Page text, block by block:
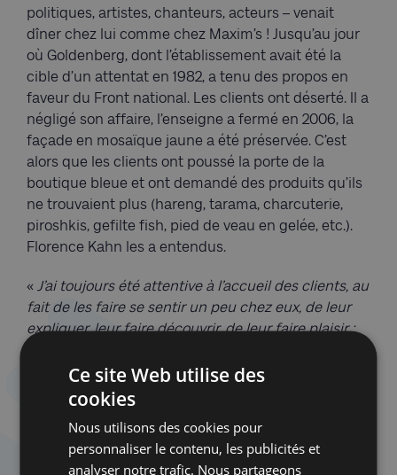
politiques, artistes, chanteurs, acteurs – venait
dîner chez lui comme chez Maxim’s ! Jusqu’au jour
où Goldenberg, dont l’établissement avait été la
cible d’un attentat en 1982, a tenu des propos en
faveur du Front national. Les clients ont déserté. Il a
négligé son affaire, l’enseigne a fermé en 2006, la
façade en mosaïque jaune a été préservée. C’est
alors que les clients ont poussé la porte de la
boutique bleue et ont demandé des produits qu’ils
ne trouvaient plus (hareng, tarama, charcuterie,
piroshkis, gefilte fish, pied de veau en gelée, etc.).
Florence Kahn les a entendus.
« J’ai toujours été attentive à l’accueil des clients, au
fait de les faire se sentir un peu chez eux, de leur
expliquer, leur faire découvrir, de leur faire plaisir :
entrepreneuse, talentueuse, humaine et
travailleuse, qui a géré jusqu’à 22 personnes et des
ventre, lors des attentats antisémites de 2015, par
exemple, ou durant le covid.
Ce site Web utilise des
cookies
Nous utilisons des cookies pour
personnaliser le contenu, les publicités et
analyser notre trafic. Nous partageons